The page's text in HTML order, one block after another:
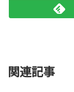
関連記事